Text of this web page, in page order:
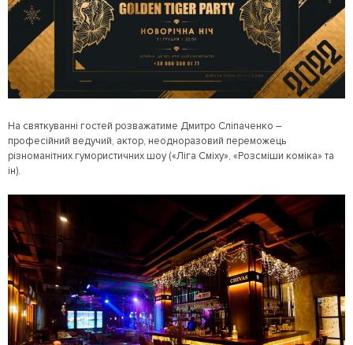
На святкуванні гостей розважатиме Дмитро Сліпаченко –
професійний ведучий, актор, неодноразовий переможець
різноманітних гумористичних шоу («Ліга Сміху», «Розсміши коміка» та
ін).